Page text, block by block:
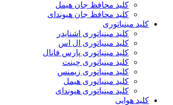
کلید محافظ جان هیمل
کلید محافظ جان هیوندای
کلید مینیاتوری
کلید مینیاتوری اشنایدر
کلید مینیاتوری ال اس
کلید مینیاتوری پارس فانال
کلید مینیاتوری چینت
کلید مینیاتوری زیمنس
کلید مینیاتوری هیمل
کلید مینیاتوری هیوندای
کلید هوایی